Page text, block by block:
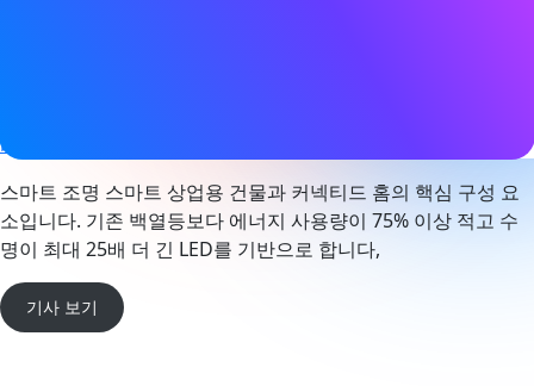
blog.nordicsemi.com
스마트 조명 스마트 상업용 건물과 커넥티드 홈의 핵심 구성 요
소입니다. 기존 백열등보다 에너지 사용량이 75% 이상 적고 수
명이 최대 25배 더 긴 LED를 기반으로 합니다,
기사 보기